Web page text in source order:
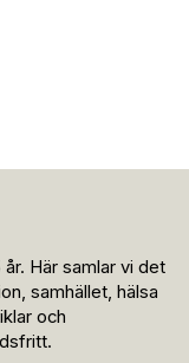
Här samlar vi det
samhället, hälsa
och